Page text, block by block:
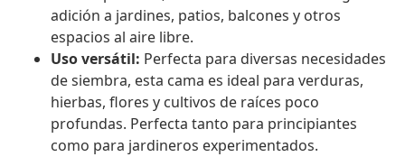
adición a jardines, patios, balcones y otros
espacios al aire libre.
Uso versátil: Perfecta para diversas necesidades
de siembra, esta cama es ideal para verduras,
hierbas, flores y cultivos de raíces poco
profundas. Perfecta tanto para principiantes
como para jardineros experimentados.